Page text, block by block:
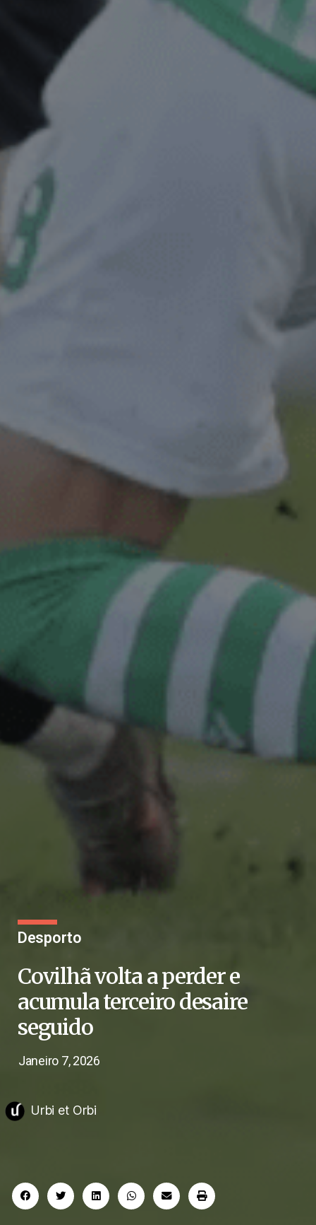
Desporto
Covilhã volta a perder e
acumula terceiro desaire
seguido
Janeiro 7, 2026
Urbi et Orbi